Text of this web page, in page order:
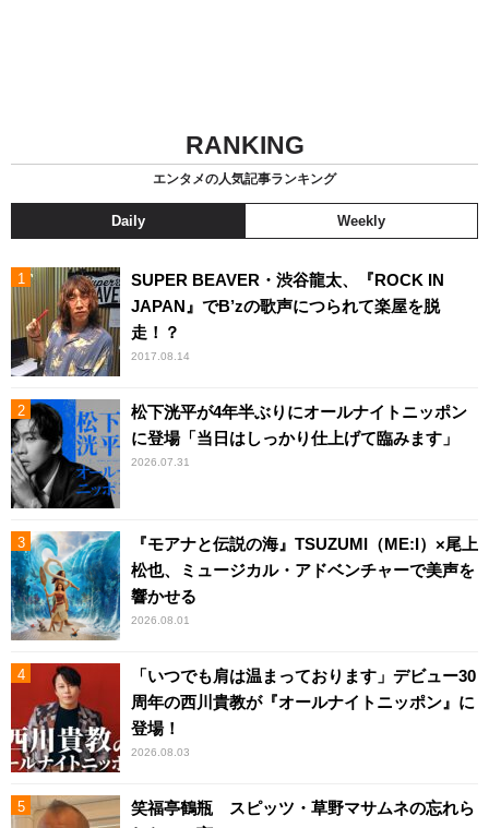
RANKING
エンタメの人気記事ランキング
Daily Weekly
SUPER BEAVER・渋谷龍太、『ROCK IN
JAPAN』でB’zの歌声につられて楽屋を脱
走！？
2017.08.14
松下洸平が4年半ぶりにオールナイトニッポン
に登場「当日はしっかり仕上げて臨みます」
2026.07.31
『モアナと伝説の海』TSUZUMI（ME:I）×尾上
松也、ミュージカル・アドベンチャーで美声を
響かせる
2026.08.01
「いつでも肩は温まっております」デビュー30
周年の西川貴教が『オールナイトニッポン』に
登場！
2026.08.03
笑福亭鶴瓶 スピッツ・草野マサムネの忘れら